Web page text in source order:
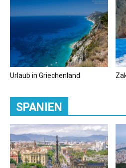
Urlaub in Griechenland
SPANIEN